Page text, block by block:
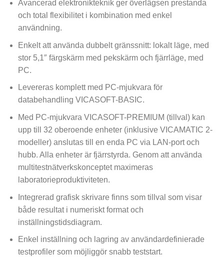
Avancerad elektronikteknik ger överlägsen prestanda
och total flexibilitet i kombination med enkel
användning.
Enkelt att använda dubbelt gränssnitt: lokalt läge, med
stor 5,1″ färgskärm med pekskärm och fjärrläge, med
PC.
Levereras komplett med PC-mjukvara för
databehandling VICASOFT-BASIC.
Med PC-mjukvara VICASOFT-PREMIUM (tillval) kan
upp till 32 oberoende enheter (inklusive VICAMATIC 2-
modeller) anslutas till en enda PC via LAN-port och
hubb. Alla enheter är fjärrstyrda. Genom att använda
multitestnätverkskonceptet maximeras
laboratorieproduktiviteten.
Integrerad grafisk skrivare finns som tillval som visar
både resultat i numeriskt format och
inställningstidsdiagram.
Enkel inställning och lagring av användardefinierade
testprofiler som möjliggör snabb teststart.